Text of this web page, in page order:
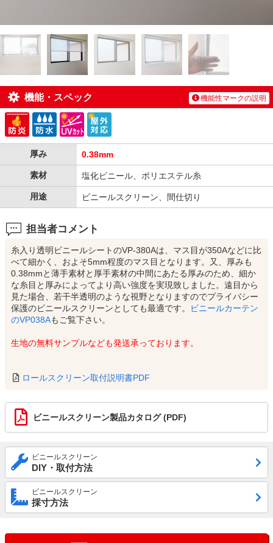
機能・スペック 機能性マークの説明
厚み 0.38mm
素材 塩化ビニール、ポリエステル糸
用途 ビニールスクリーン、間仕切り
担当者コメント
糸入り透明ビニールシートのVP-380Aは、マス目が350Aなどに比
べて細かく、およそ5mm程度のマス目となります。又、厚みも
0.38mmと薄手素材と厚手素材の中間にあたる厚みのため、細か
な糸目と厚みによってより高い強度を実現致しました。遠目から
見た場合、若干半透明のような視野となりますのでプライバシー
保護のビニールスクリーンとしても最適です。
ビニールカーテン
のVP038Aもご覧下さい。
生地の無料サンプルなども発送承っております。
ロールスクリーン取付説明書PDF
ビニールスクリーン製品カタログ (PDF)
ビニールスクリーン
DIY・取付方法
ビニールスクリーン
採寸方法